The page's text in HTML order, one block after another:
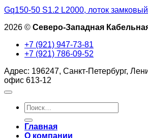
Gq150-50 S1.2 L2000, лоток
2026 © Северо-Западная
+7 (921) 947-73-81
+7 (921) 786-09-52
Адрес: 196247, Санкт-Петербург,
офис 613-12
Искать:
Главная
О компании